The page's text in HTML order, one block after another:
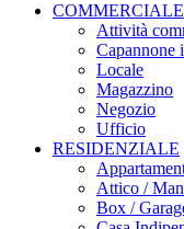
COMMERCIALE
Attività
Capannone
Locale
Magazzino
Negozio
Ufficio
RESIDENZIALE
Attico /
Box /